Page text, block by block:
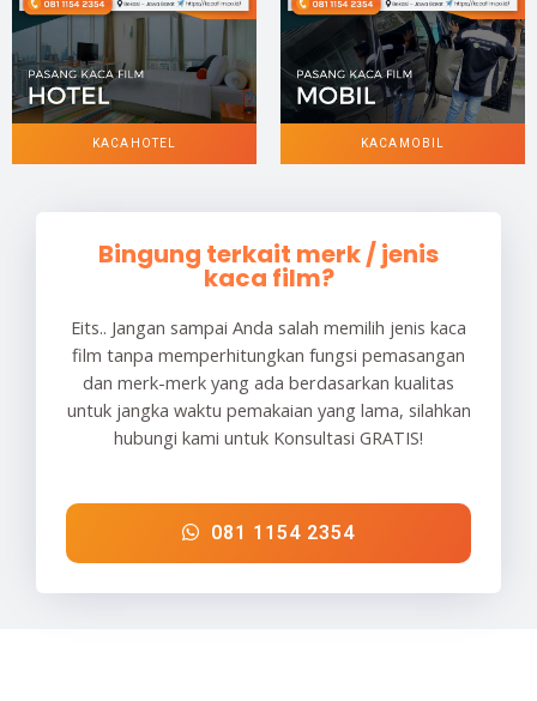
KACA HOTEL KACA MOBIL
Bingung terkait merk / jenis
kaca film?
Eits.. Jangan sampai Anda salah memilih jenis kaca
film tanpa memperhitungkan fungsi pemasangan
dan merk-merk yang ada berdasarkan kualitas
untuk jangka waktu pemakaian yang lama, silahkan
hubungi kami untuk Konsultasi GRATIS!
081 1154 2354